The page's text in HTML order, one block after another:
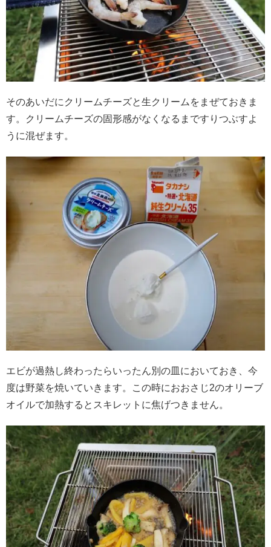
そのあいだにクリームチーズと生クリームをまぜておきま
す。クリームチーズの固形感がなくなるまですりつぶすよ
うに混ぜます。
エビが過熱し終わったらいったん別の皿においておき、今
度は野菜を焼いていきます。この時におおさじ2のオリーブ
オイルで加熱するとスキレットに焦げつきません。